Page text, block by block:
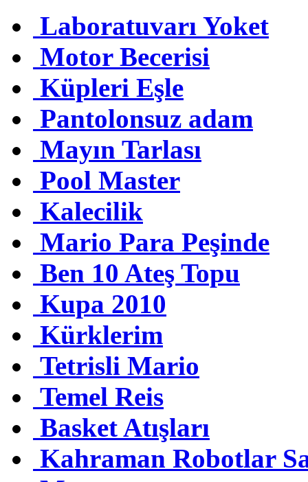
Laboratuvarı Yoket
Motor Becerisi
Küpleri Eşle
Pantolonsuz adam
Mayın Tarlası
Pool Master
Kalecilik
Mario Para Peşinde
Ben 10 Ateş Topu
Kupa 2010
Kürklerim
Tetrisli Mario
Temel Reis
Basket Atışları
Kahraman Robotlar